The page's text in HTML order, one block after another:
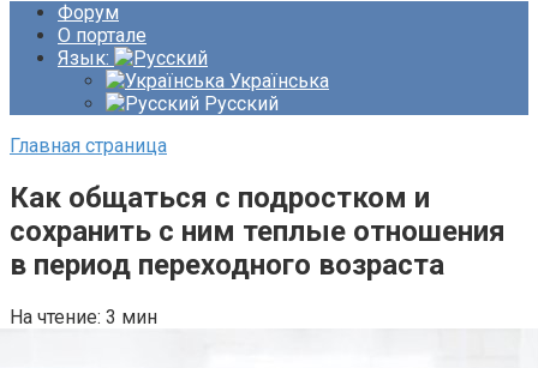
Форум
О портале
Язык:
Українська
Русский
Главная страница
Как общаться с подростком и
сохранить с ним теплые отношения
в период переходного возраста
На чтение: 3 мин